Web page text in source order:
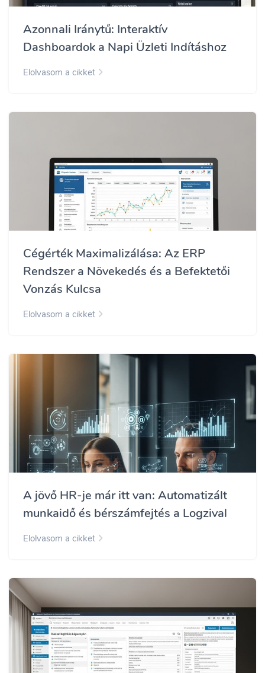
Azonnali Iránytű: Interaktív
Dashboardok a Napi Üzleti Indításhoz
Elolvasom a cikket
Cégérték Maximalizálása: Az ERP
Rendszer a Növekedés és a Befektetői
Vonzás Kulcsa
Elolvasom a cikket
A jövő HR-je már itt van: Automatizált
munkaidő és bérszámfejtés a Logzival
Elolvasom a cikket